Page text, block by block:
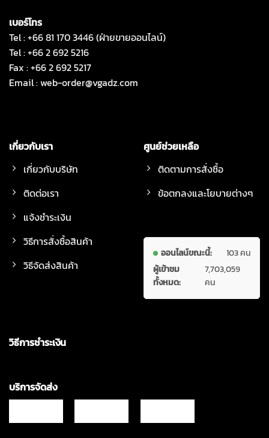
เบอร์โทร
Tel : +66 81 170 3446 (ฝ่ายขายออนไลน์)
Tel : +66 2 692 5216
Fax : +66 2 692 5217
Email :web-order@vgadz.com
เกี่ยวกับเรา
เกี่ยวกับบริษัท
ติดต่อเรา
แจ้งชำระเงิน
วิธีการสั่งซื้อสินค้า
วิธีจัดส่งสินค้า
ศูนย์ช่วยเหลือ
ติดตามการสั่งซื้อ
ข้อตกลงและโยบายต่างๆ
ออนไลน์ขณะนี้:
103 คน
ผู้เข้าชม
ทั้งหมด:
7,703,059
คน
วิธีการชำระเงิน
บริการจัดส่ง